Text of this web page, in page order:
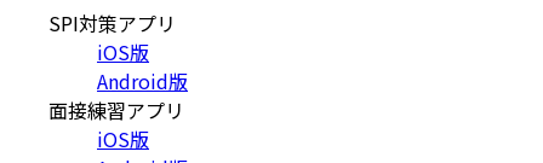
SPI対策アプリ
iOS版
Android版
面接練習アプリ
iOS版